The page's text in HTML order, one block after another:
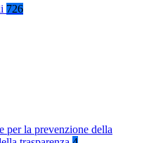
726
per la prevenzione della